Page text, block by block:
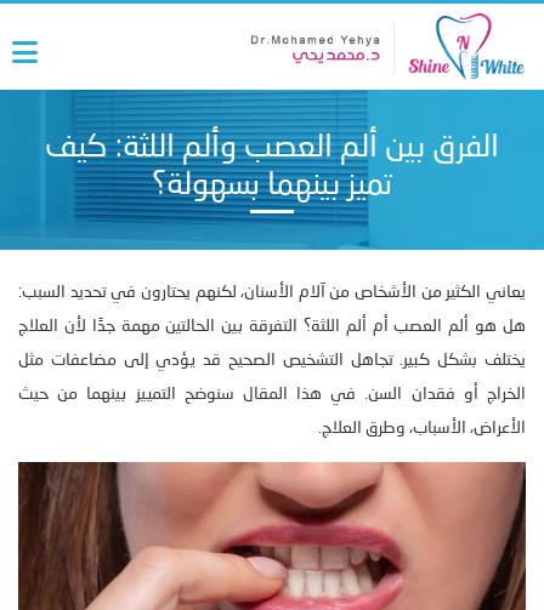
الفرق بين ألم العصب وألم اللثة: كيف
تميز بينهما بسهولة؟
يعاني الكثير من الأشخاص من آلام الأسنان، لكنهم يحتارون في تحديد السبب:
هل هو ألم العصب أم ألم اللثة؟ التفرقة بين الحالتين مهمة جدًا لأن العلاج
يختلف بشكل كبير. تجاهل التشخيص الصحيح قد يؤدي إلى مضاعفات مثل
الخراج أو فقدان السن. في هذا المقال سنوضح التمييز بينهما من حيث
الأعراض، الأسباب، وطرق العلاج.